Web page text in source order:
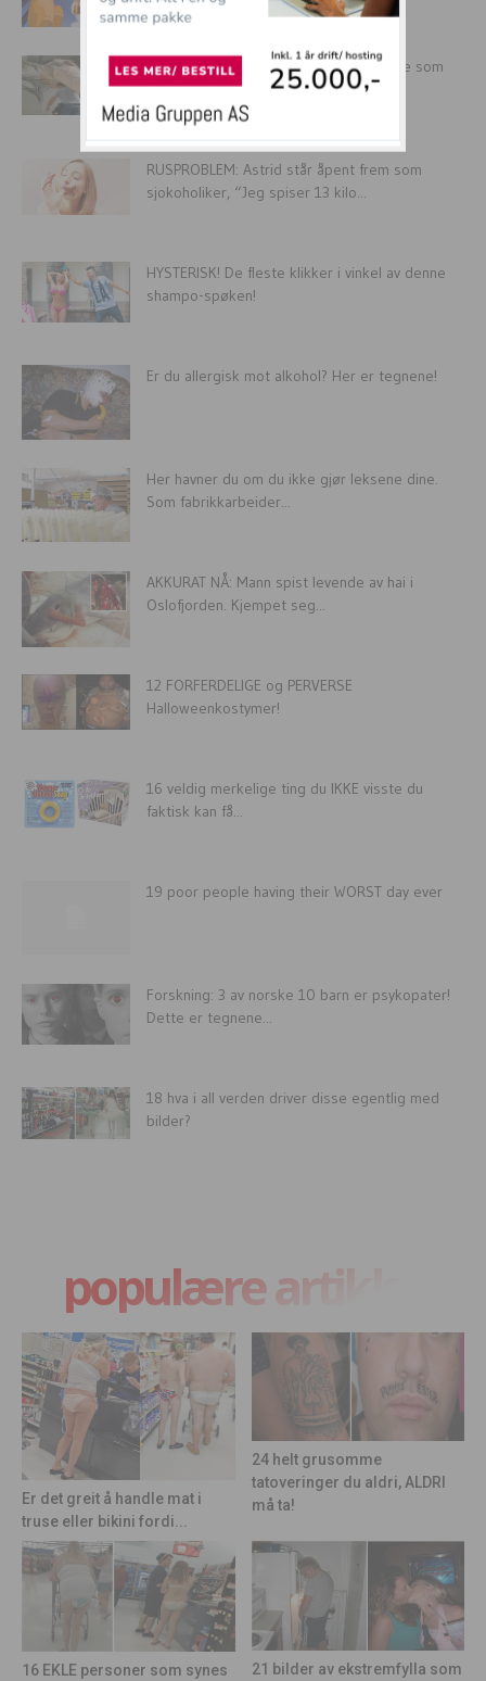
SISTE NYTT: Nettbutikk etterlyser kvinne som
bestilte kjempedildo!
RUSPROBLEM: Astrid står åpent frem som
sjokoholiker, “Jeg spiser 13 kilo...
HYSTERISK! De fleste klikker i vinkel av denne
shampo-spøken!
Er du allergisk mot alkohol? Her er tegnene!
Her havner du om du ikke gjør leksene dine.
Som fabrikkarbeider...
AKKURAT NÅ: Mann spist levende av hai i
Oslofjorden. Kjempet seg...
12 FORFERDELIGE og PERVERSE
Halloweenkostymer!
16 veldig merkelige ting du IKKE visste du
faktisk kan få...
19 poor people having their WORST day ever
Forskning: 3 av norske 10 barn er psykopater!
Dette er tegnene...
18 hva i all verden driver disse egentlig med
bilder?
populære artikler
Er det greit å handle mat i
truse eller bikini fordi...
24 helt grusomme
tatoveringer du aldri, ALDRI
må ta!
16 EKLE personer som synes
21 bilder av ekstremfylla som